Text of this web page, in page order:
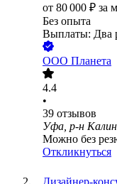
от 80 000 ₽ за
Без опыта
Выплаты: Два
ООО Планета
4.4
•
39 отзывов
Уфа, р-н
Можно без
Откликнуться